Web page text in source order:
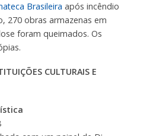
Brasileira após incêndio
270 obras armazenas em
foram queimados. Os
CULTURAIS E